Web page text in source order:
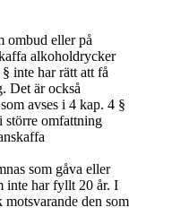
ombud eller på
alkoholdrycker
inte har rätt att få
Det är också
avses i 4 kap. 4 §
större omfattning
som gåva eller
inte har fyllt 20 år. I
den som